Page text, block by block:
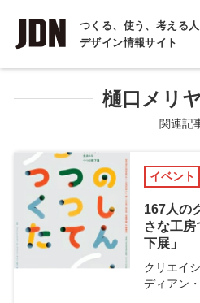
つくる、使う、考える
デザイン情報サイト
INTERVIEW
インタビュー
REPORT
COLUMN
コラム
樋口メリ
関連記
イベント
167人の
さな工
下展」
クリエイ
ディアン